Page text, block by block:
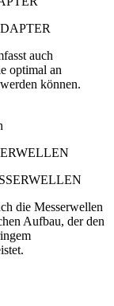
auch
optimal an
können.
die Messerwellen
Aufbau, der den